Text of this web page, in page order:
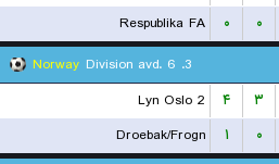
Respublika FA
۰ ۰
Norway
3. Division avd. 6
Lyn Oslo 2
۴ ۳
Droebak/Frogn
۱ ۰